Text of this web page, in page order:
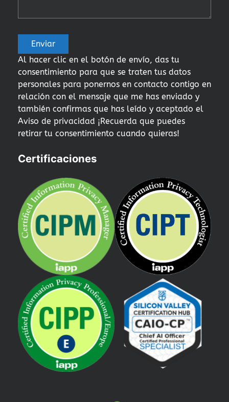
Al hacer clic en el botón de envío, das tu
consentimiento para que se traten tus datos
personales para ponernos en contacto contigo en
relación con el mensaje que me has enviado y
también confirmas que has leído y aceptado el
Aviso de privacidad ¡Recuerda que puedes
retirar tu consentimiento cuando quieras!
Certificaciones